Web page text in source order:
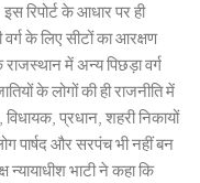
रिपोर्ट के आधार पर ही
के लिए सीटों का आरक्षण
राजस्थान में अन्य पिछड़ा वर्ग
के लोगों की ही राजनीति में
विधायक, प्रधान, शहरी निकायों
पार्षद और सरपंच भी नहीं बन
भाटी ने कहा कि